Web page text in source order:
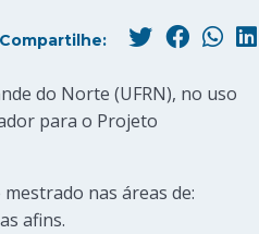
Compartilhe:
do Norte (UFRN), no uso
para o Projeto
nas áreas de:
afins.